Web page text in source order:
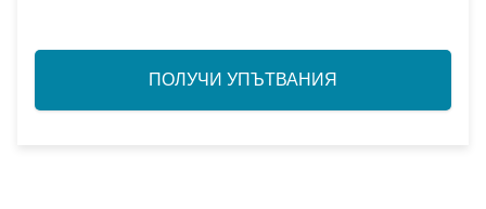
ПОЛУЧИ УПЪТВАНИЯ